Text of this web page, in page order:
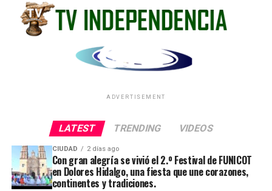
ADVERTISEMENT
LATEST TRENDING VIDEOS
CIUDAD 2 días ago
Con gran alegría se vivió el 2.º Festival de FUNICOT
en Dolores Hidalgo, una fiesta que une corazones,
continentes y tradiciones.